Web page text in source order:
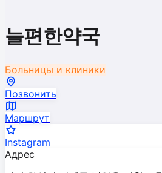
늘편한약국
Больницы и клиники
Позвонить
Маршрут
Instagram
Адрес